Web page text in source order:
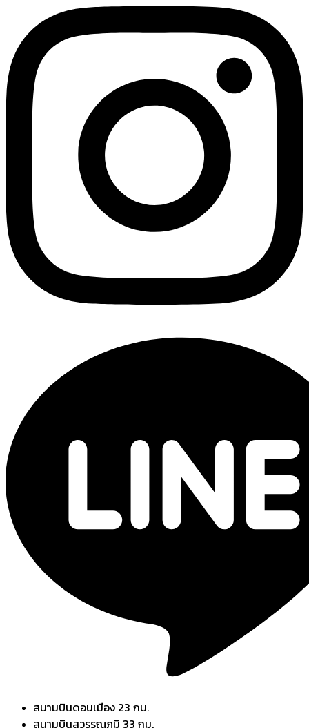
สนามบินดอนเมือง 23 กม.
สนามบินสุวรรณภูมิ 33 กม.